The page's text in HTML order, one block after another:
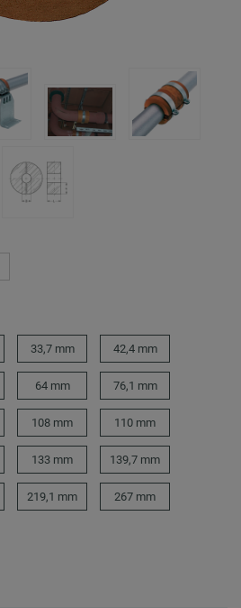
33,7 mm 42,4 mm
64 mm 76,1 mm
108 mm 110 mm
133 mm 139,7 mm
219,1 mm 267 mm